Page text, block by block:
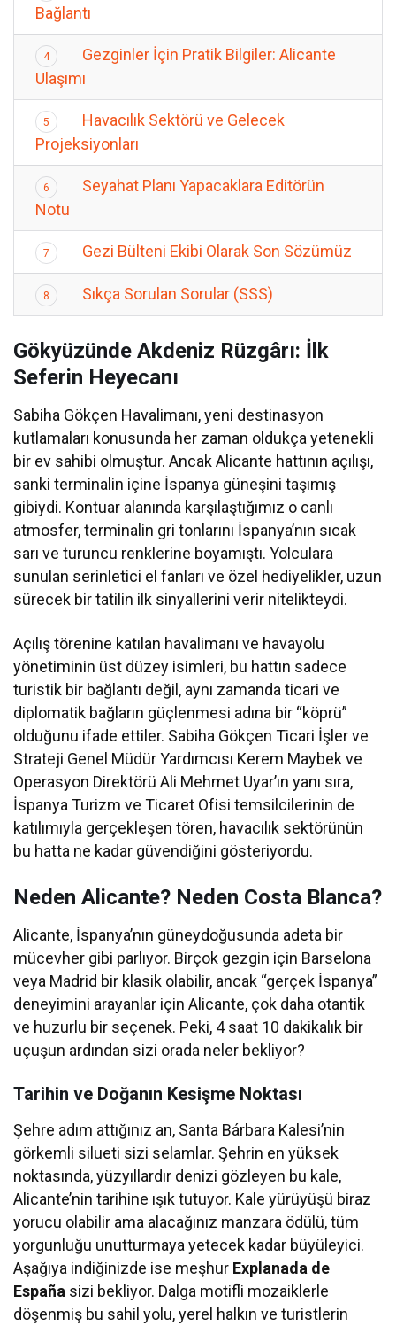
Bağlantı
4
Gezginler İçin Pratik Bilgiler: Alicante
Ulaşımı
5
Havacılık Sektörü ve Gelecek
Projeksiyonları
6
Seyahat Planı Yapacaklara Editörün
Notu
7 Gezi Bülteni Ekibi Olarak Son Sözümüz
8 Sıkça Sorulan Sorular (SSS)
Gökyüzünde Akdeniz Rüzgârı: İlk
Seferin Heyecanı
Sabiha Gökçen Havalimanı, yeni destinasyon
kutlamaları konusunda her zaman oldukça yetenekli
bir ev sahibi olmuştur. Ancak Alicante hattının açılışı,
sanki terminalin içine İspanya güneşini taşımış
gibiydi. Kontuar alanında karşılaştığımız o canlı
atmosfer, terminalin gri tonlarını İspanya’nın sıcak
sarı ve turuncu renklerine boyamıştı. Yolculara
sunulan serinletici el fanları ve özel hediyelikler, uzun
sürecek bir tatilin ilk sinyallerini verir nitelikteydi.
Açılış törenine katılan havalimanı ve havayolu
yönetiminin üst düzey isimleri, bu hattın sadece
turistik bir bağlantı değil, aynı zamanda ticari ve
diplomatik bağların güçlenmesi adına bir “köprü”
olduğunu ifade ettiler. Sabiha Gökçen Ticari İşler ve
Strateji Genel Müdür Yardımcısı Kerem Maybek ve
Operasyon Direktörü Ali Mehmet Uyar’ın yanı sıra,
İspanya Turizm ve Ticaret Ofisi temsilcilerinin de
katılımıyla gerçekleşen tören, havacılık sektörünün
bu hatta ne kadar güvendiğini gösteriyordu.
Neden Alicante? Neden Costa Blanca?
Alicante, İspanya’nın güneydoğusunda adeta bir
mücevher gibi parlıyor. Birçok gezgin için Barselona
veya Madrid bir klasik olabilir, ancak “gerçek İspanya”
deneyimini arayanlar için Alicante, çok daha otantik
ve huzurlu bir seçenek. Peki, 4 saat 10 dakikalık bir
uçuşun ardından sizi orada neler bekliyor?
Tarihin ve Doğanın Kesişme Noktası
Şehre adım attığınız an, Santa Bárbara Kalesi’nin
görkemli silueti sizi selamlar. Şehrin en yüksek
noktasında, yüzyıllardır denizi gözleyen bu kale,
Alicante’nin tarihine ışık tutuyor. Kale yürüyüşü biraz
yorucu olabilir ama alacağınız manzara ödülü, tüm
yorgunluğu unutturmaya yetecek kadar büyüleyici.
Aşağıya indiğinizde ise meşhur Explanada de
España sizi bekliyor. Dalga motifli mozaiklerle
döşenmiş bu sahil yolu, yerel halkın ve turistlerin